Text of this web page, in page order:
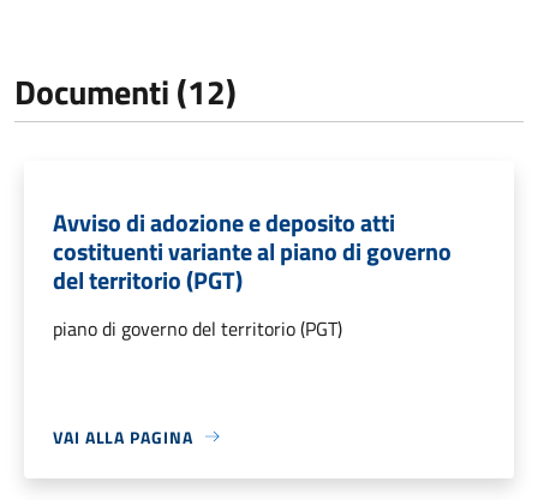
Documenti (12)
Avviso di adozione e deposito atti
costituenti variante al piano di governo
del territorio (PGT)
piano di governo del territorio (PGT)
VAI ALLA PAGINA